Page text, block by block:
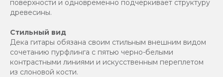
поверхности и одновременно подчеркивает структуру
древесины.
Стильный вид
Дека гитары обязана своим стильным внешним видом
сочетанию пурфлинга с пятью черно-белыми
контрастными линиями и искусственным переплетом
из слоновой кости.